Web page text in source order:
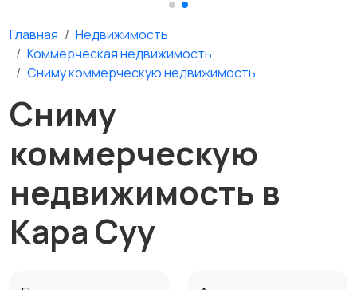
Главная
Недвижимость
Коммерческая недвижимость
Сниму коммерческую недвижимость
Сниму
коммерческую
недвижимость в
Кара Суу